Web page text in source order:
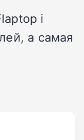
i
а самая